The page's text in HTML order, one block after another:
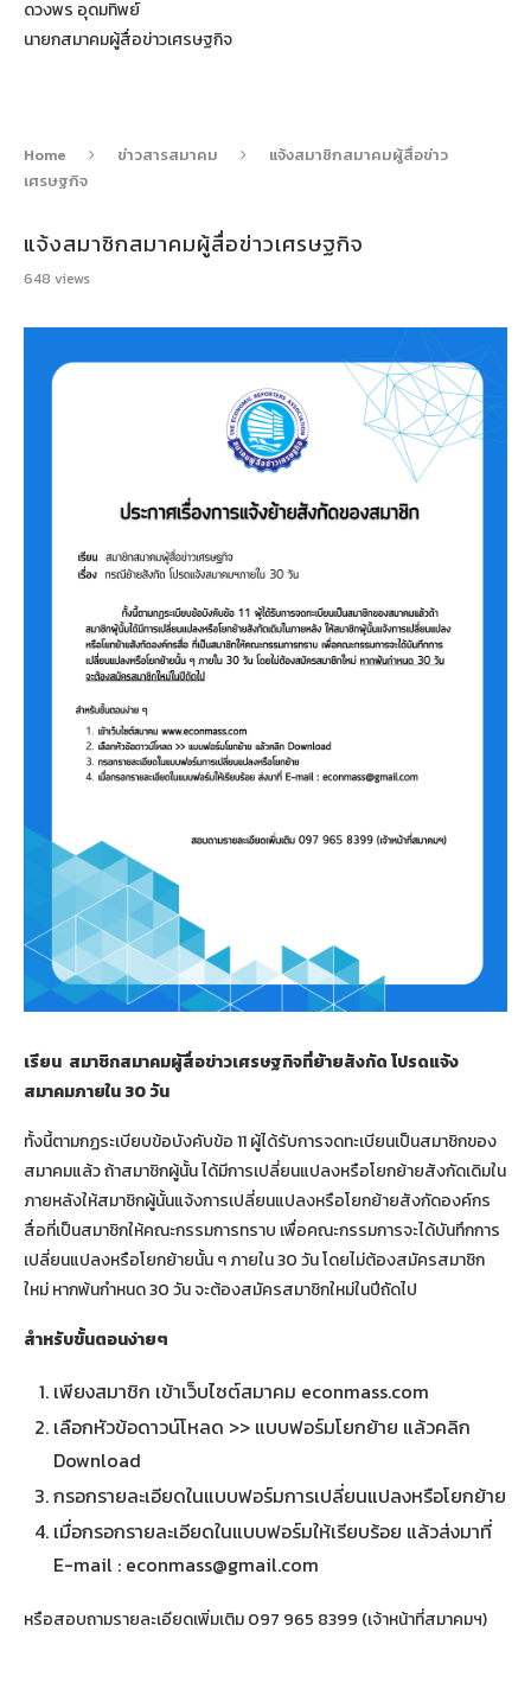
ดวงพร อุดมทิพย์
นายกสมาคมผู้สื่อข่าวเศรษฐกิจ
Home ข่าวสารสมาคม
แจ้งสมาชิกสมาคมผู้สื่อข่าว
เศรษฐกิจ
แจ้งสมาชิกสมาคมผู้สื่อข่าวเศรษฐกิจ
648 views
เรียน สมาชิกสมาคมผู้สื่อข่าวเศรษฐกิจที่ย้ายสังกัด โปรดแจ้ง
สมาคมภายใน 30 วัน
ทั้งนี้ตามกฏระเบียบข้อบังคับข้อ 11 ผู้ได้รับการจดทะเบียนเป็นสมาชิกของ
สมาคมแล้ว ถ้าสมาชิกผู้นั้น ได้มีการเปลี่ยนแปลงหรือโยกย้ายสังกัดเดิมใน
ภายหลังให้สมาชิกผู้นั้นแจ้งการเปลี่ยนแปลงหรือโยกย้ายสังกัดองค์กร
สื่อที่เป็นสมาชิกให้คณะกรรมการทราบ เพื่อคณะกรรมการจะได้บันทึกการ
เปลี่ยนแปลงหรือโยกย้ายนั้น ๆ ภายใน 30 วัน โดยไม่ต้องสมัครสมาชิก
ใหม่ หากพ้นกำหนด 30 วัน จะต้องสมัครสมาชิกใหม่ในปีถัดไป
สำหรับขั้นตอนง่ายๆ
เพียงสมาชิก เข้าเว็บไซต์สมาคม econmass.com
เลือกหัวข้อดาวน์โหลด >> แบบฟอร์มโยกย้าย แล้วคลิก
Download
กรอกรายละเอียดในแบบฟอร์มการเปลี่ยนแปลงหรือโยกย้าย
เมื่อกรอกรายละเอียดในแบบฟอร์มให้เรียบร้อย แล้วส่งมาที่
E-mail : econmass@gmail.com
หรือสอบถามรายละเอียดเพิ่มเติม 097 965 8399 (เจ้าหน้าที่สมาคมฯ)